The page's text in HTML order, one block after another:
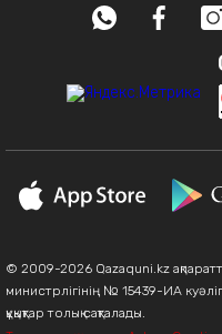
© 2009-2026 Qazaquni.kz
министрлігінің № 15439-ИА
құқықтар толық сақталады.